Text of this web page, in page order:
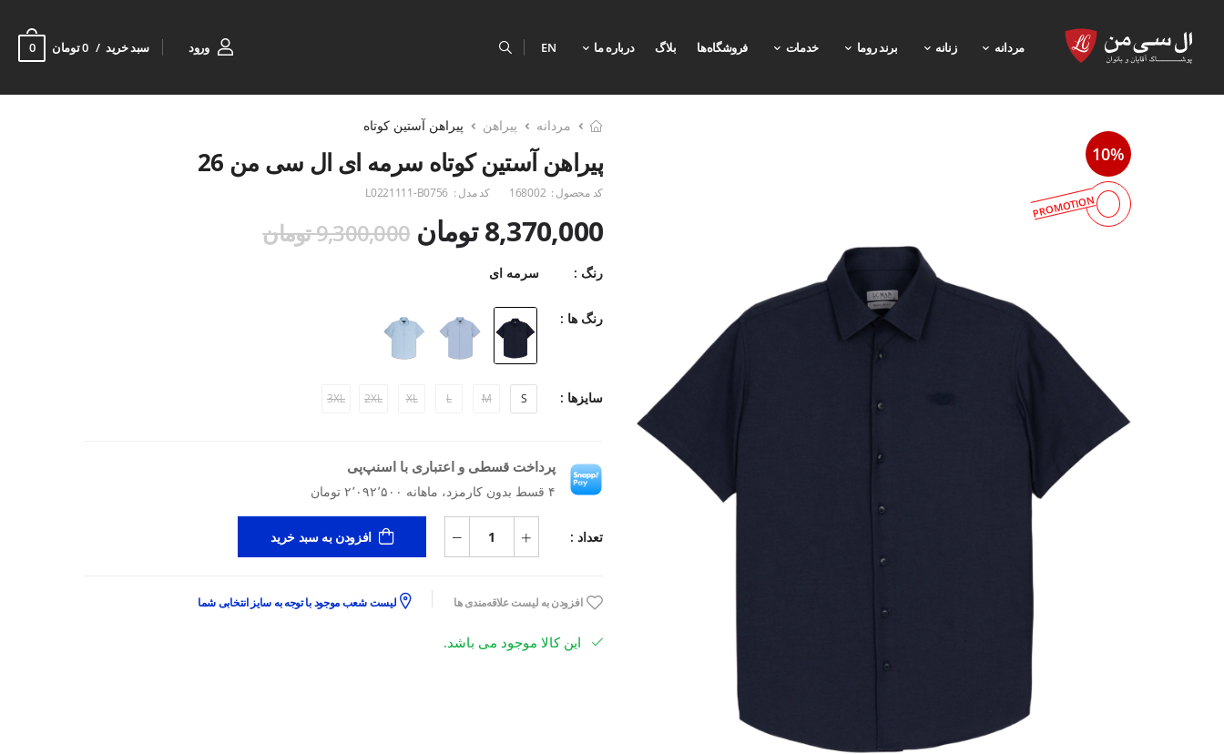
مردانه زنانه برند روما خدمات فروشگاه‌ها بلاگ درباره ما EN ورود سبد خرید 0 تومان 0
10%
PROMOTION
مردانه پیراهن پیراهن آستین کوتاه
پیراهن آستین کوتاه سرمه ای ال سی من 26
کد محصول : 168002 کد مدل : L0221111-B0756
8,370,000 تومان 9,300,000 تومان
رنگ : سرمه ای
رنگ ها :
سایزها : S
M
L
XL
2XL
3XL
پرداخت قسطی و اعتباری با اسنپ‌پی
۴ قسط بدون کارمزد، ماهانه ۲٬۰۹۲٬۵۰۰ تومان
تعداد : افزودن به سبد خرید
افزودن به لیست علاقه‌مندی ها لیست شعب موجود با توجه به سایز انتخابی شما
این کالا موجود می باشد.